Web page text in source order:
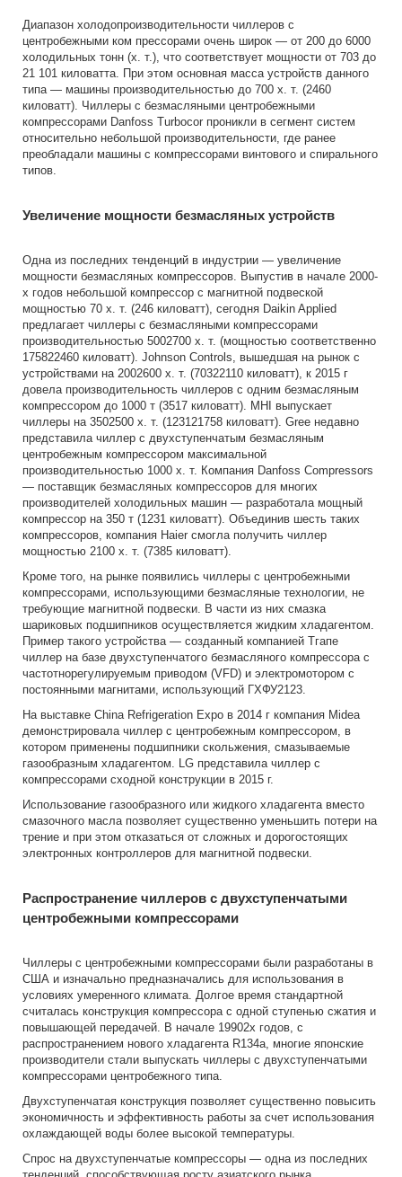
Диапазон холодопроизводительности чиллеров с
центробежными ком прессорами очень широк — от 200 до 6000
холодильных тонн (х. т.), что соответствует мощности от 703 до
21 101 киловатта. При этом основная масса устройств данного
типа — машины производительностью до 700 х. т. (2460
киловатт). Чиллеры с безмасляными центробежными
компрессорами Danfoss Turbocor проникли в сегмент систем
относительно небольшой производительности, где ранее
преобладали машины с компрессорами винтового и спирального
типов.
Увеличение мощности безмасляных устройств
Одна из последних тенденций в индустрии — увеличение
мощности безмасляных компрессоров. Выпустив в начале 2000-
х годов небольшой компрессор с магнитной подвеской
мощностью 70 х. т. (246 киловатт), сегодня Daikin Applied
предлагает чиллеры с безмасляными компрессорами
производительностью 5002700 х. т. (мощностью соответственно
175822460 киловатт). Johnson Controls, вышедшая на рынок с
устройствами на 2002600 х. т. (70322110 киловатт), к 2015 г
довела производительность чиллеров с одним безмасляным
компрессором до 1000 т (3517 киловатт). MHI выпускает
чиллеры на 3502500 х. т. (123121758 киловатт). Gree недавно
представила чиллер с двухступенчатым безмасляным
центробежным компрессором максимальной
производительностью 1000 х. т. Компания Danfoss Compressors
— поставщик безмасляных компрессоров для многих
производителей холодильных машин — разработала мощный
компрессор на 350 т (1231 киловатт). Объединив шесть таких
компрессоров, компания Haier смогла получить чиллер
мощностью 2100 х. т. (7385 киловатт).
Кроме того, на рынке появились чиллеры с центробежными
компрессорами, использующими безмасляные технологии, не
требующие магнитной подвески. В части из них смазка
шариковых подшипников осуществляется жидким хладагентом.
Пример такого устройства — созданный компанией Тгапе
чиллер на базе двухступенчатого безмасляного компрессора с
частотнорегулируемым приводом (VFD) и электромотором с
постоянными магнитами, использующий ГХФУ2123.
На выставке China Refrigeration Expo в 2014 г компания Midea
демонстрировала чиллер с центробежным компрессором, в
котором применены подшипники скольжения, смазываемые
газообразным хладагентом. LG представила чиллер с
компрессорами сходной конструкции в 2015 г.
Использование газообразного или жидкого хладагента вместо
смазочного масла позволяет существенно уменьшить потери на
трение и при этом отказаться от сложных и дорогостоящих
электронных контроллеров для магнитной подвески.
Распространение чиллеров с двухступенчатыми
центробежными компрессорами
Чиллеры с центробежными компрессорами были разработаны в
США и изначально предназначались для использования в
условиях умеренного климата. Долгое время стандартной
считалась конструкция компрессора с одной ступенью сжатия и
повышающей передачей. В начале 19902х годов, с
распространением нового хладагента R134a, многие японские
производители стали выпускать чиллеры с двухступенчатыми
компрессорами центробежного типа.
Двухступенчатая конструкция позволяет существенно повысить
экономичность и эффективность работы за счет использования
охлаждающей воды более высокой температуры.
Спрос на двухступенчатые компрессоры — одна из последних